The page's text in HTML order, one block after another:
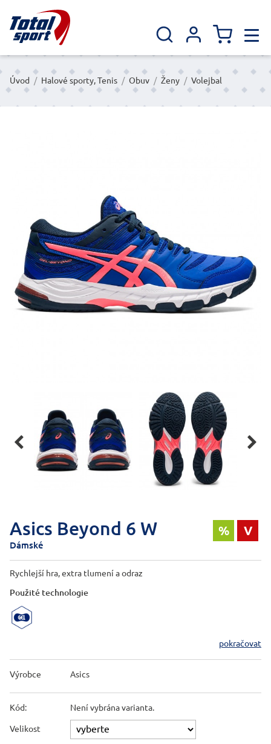
Úvod / Halové sporty, Tenis / Obuv / Ženy / Volejbal
 
Asics Beyond 6 W % V
Dámské
Rychlejší hra, extra tlumení a odraz
Použité technologie
pokračovat
Výrobce Asics
Kód: Není vybrána varianta.
Velikost